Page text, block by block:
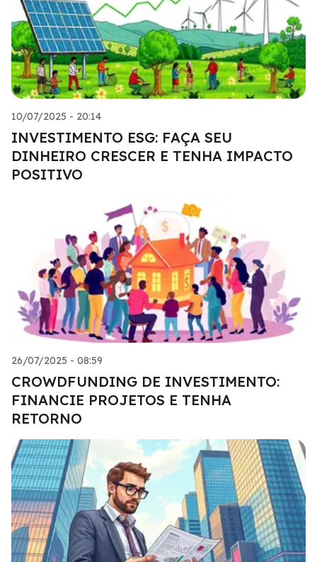
10/07/2025 - 20:14
INVESTIMENTO ESG: FAÇA SEU
DINHEIRO CRESCER E TENHA IMPACTO
POSITIVO
26/07/2025 - 08:59
CROWDFUNDING DE INVESTIMENTO:
FINANCIE PROJETOS E TENHA
RETORNO